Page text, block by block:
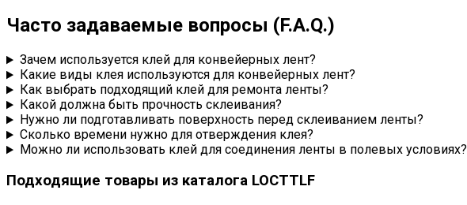
Часто задаваемые вопросы (F.A.Q.)
Зачем используется клей для конвейерных лент?
Какие виды клея используются для конвейерных лент?
Как выбрать подходящий клей для ремонта ленты?
Какой должна быть прочность склеивания?
Нужно ли подготавливать поверхность перед склеиванием ленты?
Сколько времени нужно для отверждения клея?
Можно ли использовать клей для соединения ленты в полевых условиях?
Подходящие товары из каталога LOCTTLF